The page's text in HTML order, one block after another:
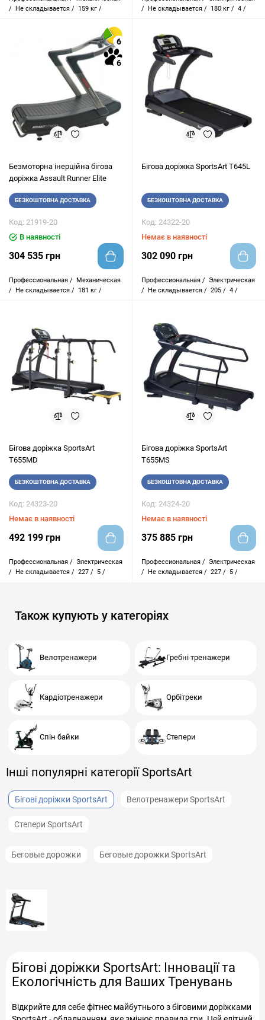
/ Не складывается / 159 кг /
/ Не складывается / 180 кг / 4 /
6
6
Безмоторна інерційна бігова
доріжка Assault Runner Elite
БЕЗКОШТОВНА ДОСТАВКА
Код: 21919-20
В наявності
304 535 грн
Профессиональная / Механическая
/ Не складывается / 181 кг /
Бігова доріжка SportsArt T645L
БЕЗКОШТОВНА ДОСТАВКА
Код: 24322-20
Немає в наявності
302 090 грн
Профессиональная /
Электрическая
/ Не складывается / 205 / 4 /
Бігова доріжка SportsArt
T655МD
БЕЗКОШТОВНА ДОСТАВКА
Код: 24323-20
Немає в наявності
492 199 грн
Профессиональная /
Электрическая
/ Не складывается / 227 / 5 /
Бігова доріжка SportsArt
T655МS
БЕЗКОШТОВНА ДОСТАВКА
Код: 24324-20
Немає в наявності
375 885 грн
Профессиональная /
Электрическая
/ Не складывается / 227 / 5 /
Також купують у категоріях
Велотренажери Гребні тренажери
Кардіотренажери Орбітреки
Спін байки Степери
Інші популярні категорії SportsArt
Бігові доріжки SportsArt Велотренажери SportsArt
Степери SportsArt
Беговые дорожки Беговые дорожки SportsArt
Бігові доріжки SportsArt: Інновації та
Екологічність для Ваших Тренувань
Відкрийте для себе фітнес майбутнього з біговими доріжками